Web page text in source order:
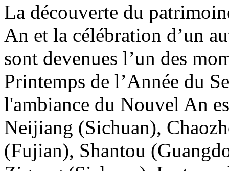
La découverte du
An et la célébration d’un
sont devenues l’un des
Printemps de l’Année du
l'ambiance du Nouvel An
Neijiang (Sichuan),
(Fujian), Shantou